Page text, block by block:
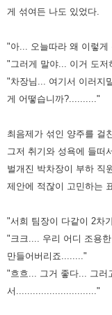
게 섞여든 나도 있었다.
"아... 오늘따라 왜 이렇
"그러게 말야... 이거 도
"차장님... 여기서 이러지
게 어떻습니까?.........."
최음제가 섞인 양주를 걸
그저 취기와 성욕에 들떠
벌개진 박차장이 부하 직
제안에 적잖이 고민하는
"서희 팀장이 다같이 2차
"크크.... 우리 어디 조용
만들어버리죠........"
"흐흐... 그거 좋다... 그러
서............................."